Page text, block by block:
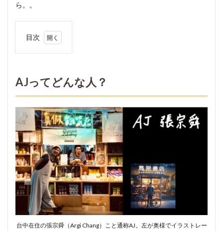
ら。。
目次
どん
な
「iPhone
が発売さ
れた時、
これから
みんなが
そっちに
いくと思
った。だ
からZINE
出版を始
AJってどんな人？
台中在住の張宗舜（Argi Chang）こと通称AJ。左が奥様でイラストレー